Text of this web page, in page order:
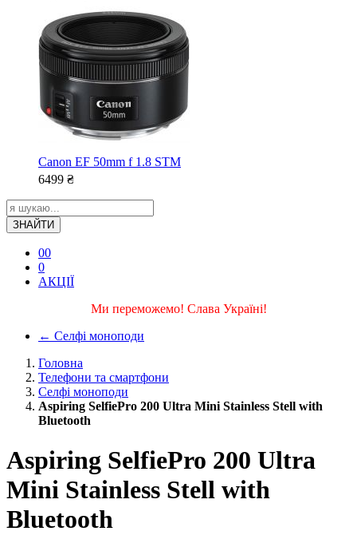
Canon EF 50mm f 1.8 STM
6499 ₴
ЗНАЙТИ
00
0
АКЦІЇ
Ми переможемо! Слава Україні!
← Селфі моноподи
Головна
Телефони та смартфони
Селфі моноподи
Aspiring SelfiePro 200 Ultra Mini Stainless Stell with
Bluetooth
Aspiring SelfiePro 200 Ultra
Mini Stainless Stell with
Bluetooth